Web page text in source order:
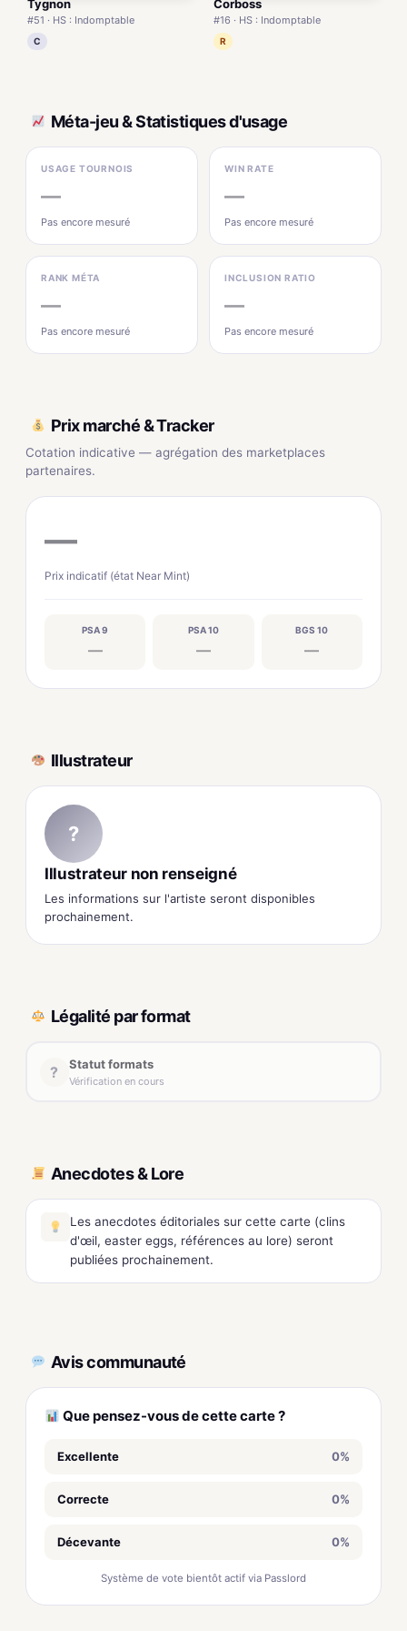
Tygnon
#51 · HS : Indomptable
C
Corboss
#16 · HS : Indomptable
R
Méta-jeu & Statistiques d'usage
USAGE TOURNOIS
—
Pas encore mesuré
WIN RATE
—
Pas encore mesuré
RANK MÉTA
—
Pas encore mesuré
INCLUSION RATIO
—
Pas encore mesuré
Prix marché & Tracker
Cotation indicative — agrégation des marketplaces
partenaires.
—
Prix indicatif (état Near Mint)
PSA 9
—
PSA 10
—
BGS 10
—
Illustrateur
?
Illustrateur non renseigné
Les informations sur l'artiste seront disponibles
prochainement.
Légalité par format
? Statut formats
Vérification en cours
Anecdotes & Lore
Les anecdotes éditoriales sur cette carte (clins
d'œil, easter eggs, références au lore) seront
publiées prochainement.
Avis communauté
Que pensez-vous de cette carte ?
Excellente 0%
Correcte 0%
Décevante 0%
Système de vote bientôt actif via Passlord